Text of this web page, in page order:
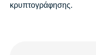
κρυπτογράφησης.